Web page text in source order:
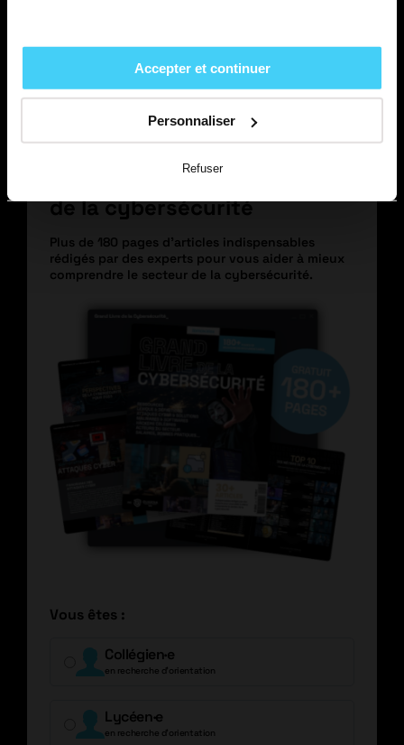
Accepter et continuer
Personnaliser
Refuser
GRATUIT
Téléchargez Le Grand Livre
de la cybersécurité
Plus de 180 pages d’articles indispensables
rédigés par des experts pour vous aider à mieux
comprendre le secteur de la cybersécurité.
Vous êtes :
Collégien·e
en recherche d’orientation
Lycéen·e
en recherche d’orientation